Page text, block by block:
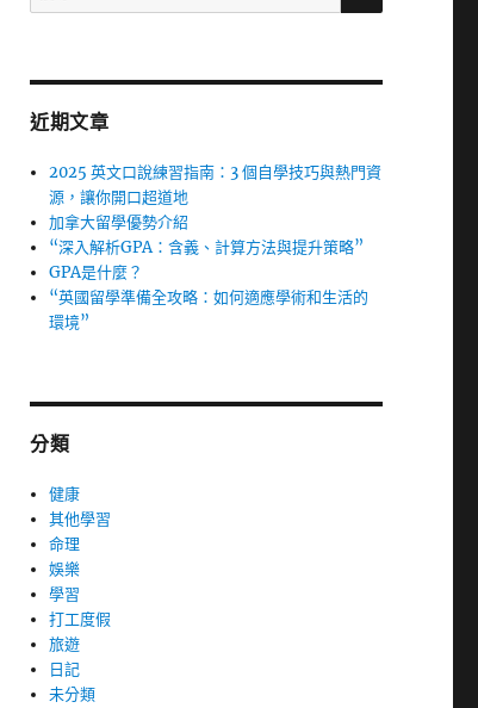
尋
字:
近期文章
2025 英文口說練習指南：3 個自學技巧與熱門資
源，讓你開口超道地
加拿大留學優勢介紹
“深入解析GPA：含義、計算方法與提升策略”
GPA是什麼？
“英國留學準備全攻略：如何適應學術和生活的
環境”
分類
健康
其他學習
命理
娛樂
學習
打工度假
旅遊
日記
未分類